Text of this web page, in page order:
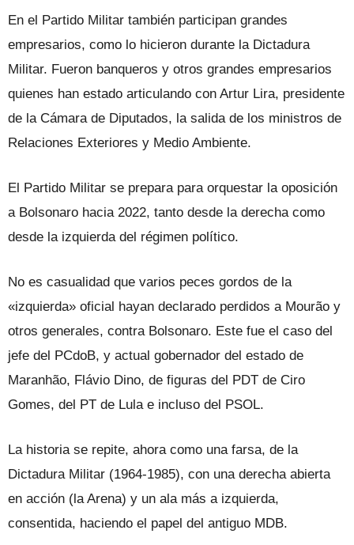
En el Partido Militar también participan grandes
empresarios, como lo hicieron durante la Dictadura
Militar. Fueron banqueros y otros grandes empresarios
quienes han estado articulando con Artur Lira, presidente
de la Cámara de Diputados, la salida de los ministros de
Relaciones Exteriores y Medio Ambiente.
El Partido Militar se prepara para orquestar la oposición
a Bolsonaro hacia 2022, tanto desde la derecha como
desde la izquierda del régimen político.
No es casualidad que varios peces gordos de la
«izquierda» oficial hayan declarado perdidos a Mourão y
otros generales, contra Bolsonaro. Este fue el caso del
jefe del PCdoB, y actual gobernador del estado de
Maranhão, Flávio Dino, de figuras del PDT de Ciro
Gomes, del PT de Lula e incluso del PSOL.
La historia se repite, ahora como una farsa, de la
Dictadura Militar (1964-1985), con una derecha abierta
en acción (la Arena) y un ala más a izquierda,
consentida, haciendo el papel del antiguo MDB.